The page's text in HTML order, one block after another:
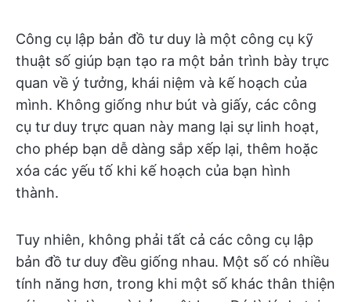
Công cụ lập bản đồ tư duy là một công cụ kỹ
thuật số giúp bạn tạo ra một bản trình bày trực
quan về ý tưởng, khái niệm và kế hoạch của
mình. Không giống như bút và giấy, các công
cụ tư duy trực quan này mang lại sự linh hoạt,
cho phép bạn dễ dàng sắp xếp lại, thêm hoặc
xóa các yếu tố khi kế hoạch của bạn hình
thành.
Tuy nhiên, không phải tất cả các công cụ lập
bản đồ tư duy đều giống nhau. Một số có nhiều
tính năng hơn, trong khi một số khác thân thiện